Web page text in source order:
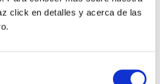
click en detalles y acerca de las
ven la automatización como
en lugar de una forma de
También puede implicar que las
general de contacto con el